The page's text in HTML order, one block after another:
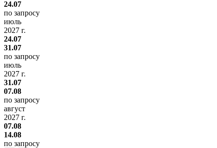
24.07
по запросу
июль
2027 г.
24.07
31.07
по запросу
июль
2027 г.
31.07
07.08
по запросу
август
2027 г.
07.08
14.08
по запросу